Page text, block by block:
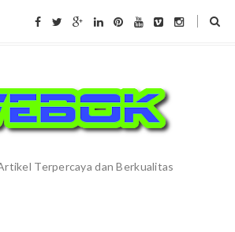
Terpercaya dan Berkualitas